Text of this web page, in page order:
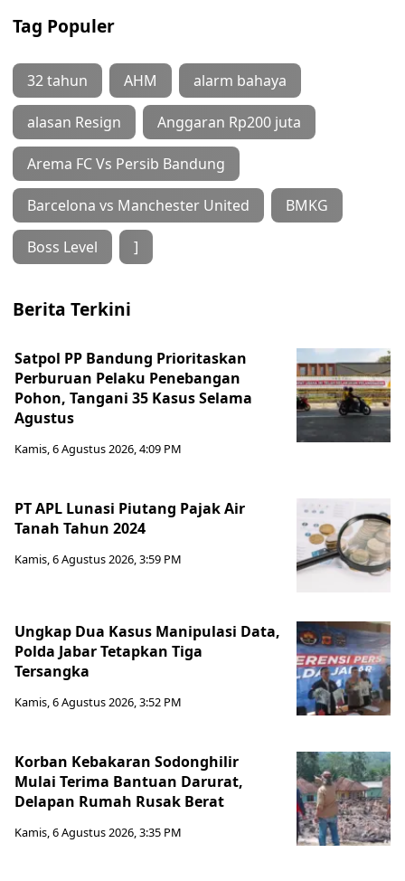
Tag Populer
32 tahun AHM alarm bahaya
alasan Resign Anggaran Rp200 juta
Arema FC Vs Persib Bandung
Barcelona vs Manchester United BMKG
Boss Level ]
Berita Terkini
Satpol PP Bandung Prioritaskan
Perburuan Pelaku Penebangan
Pohon, Tangani 35 Kasus Selama
Agustus
Kamis, 6 Agustus 2026, 4:09 PM
PT APL Lunasi Piutang Pajak Air
Tanah Tahun 2024
Kamis, 6 Agustus 2026, 3:59 PM
Ungkap Dua Kasus Manipulasi Data,
Polda Jabar Tetapkan Tiga
Tersangka
Kamis, 6 Agustus 2026, 3:52 PM
Korban Kebakaran Sodonghilir
Mulai Terima Bantuan Darurat,
Delapan Rumah Rusak Berat
Kamis, 6 Agustus 2026, 3:35 PM